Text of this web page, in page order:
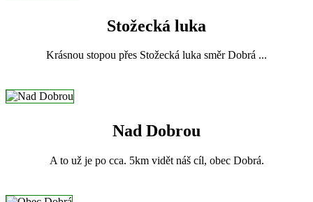
Stožecká luka
Krásnou stopou přes Stožecká luka směr Dobrá ...
Nad Dobrou
A to už je po cca. 5km vidět náš cíl, obec Dobrá.